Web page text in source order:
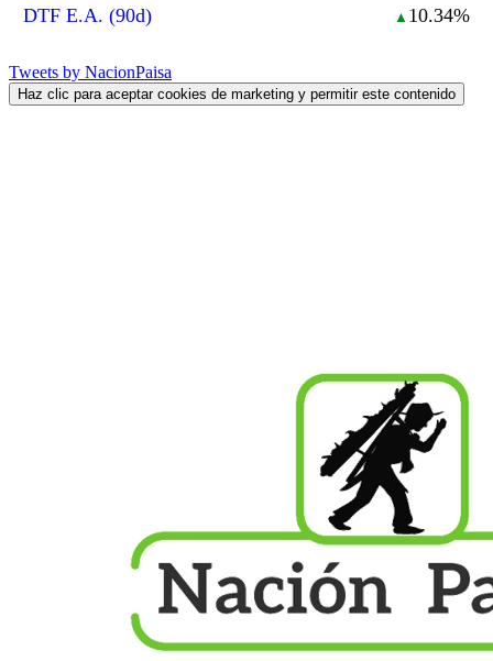
DTF E.A. (90d)
▲ 10.34%
Tweets by NacionPaisa
Haz clic para aceptar cookies de marketing y permitir este contenido